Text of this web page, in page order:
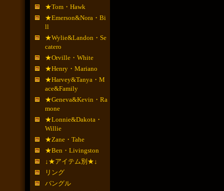
★Tom・Hawk
★Emerson&Nora・Bi
ll
★Wylie&Landon・Se
catero
★Orville・White
★Henry・Mariano
★Harvey&Tanya・M
ace&Family
★Geneva&Kevin・Ra
mone
★Lonnie&Dakota・
Willie
★Zane・Tahe
★Ben・Livingston
↓★アイテム別★↓
リング
バングル